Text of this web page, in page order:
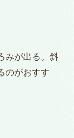
みが出る。斜
のがおすす